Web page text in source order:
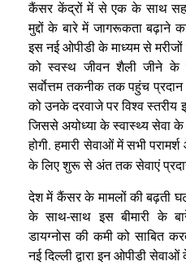
कैंसर केंद्रों में से एक के साथ
मुद्दों के बारे में जागरूकता बढ़ाने
इस नई ओपीडी के माध्यम से मरीजों
को स्वस्थ जीवन शैली जीने के
सर्वाेत्तम तकनीक तक पहुंच प्रदान
को उनके दरवाजे पर विश्व स्तरीय
जिससे अयोध्या के स्वास्थ्य सेवा के
होगी.हमारी सेवाओं में सभी परामर्श
के लिए शुरू से अंत तक सेवाएं
देश में कैंसर के मामलों की बढ़ती
के साथ-साथ इस बीमारी के
डायग्नोस की कमी को साबित
नई दिल्ली द्वारा इन ओपीडी सेवाओं